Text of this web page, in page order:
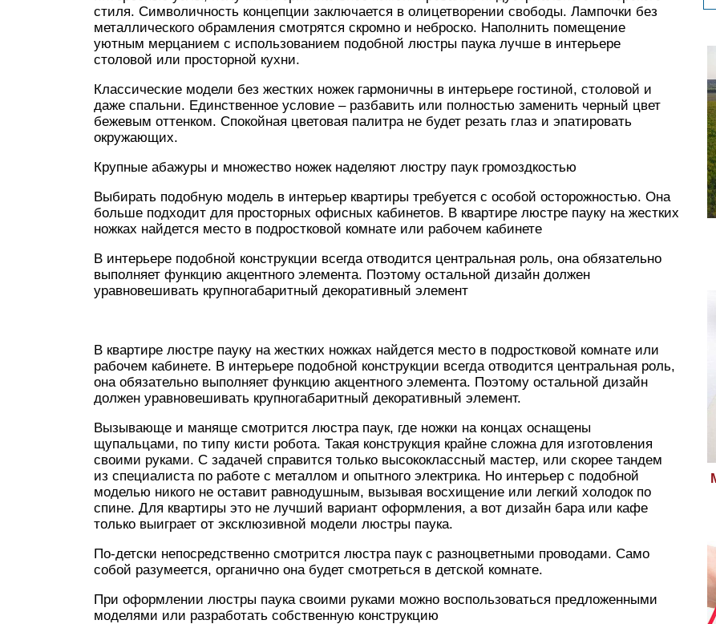
стиля. Символичность концепции заключается в олицетворении свободы. Лампочки без
металлического обрамления смотрятся скромно и неброско. Наполнить помещение
уютным мерцанием с использованием подобной люстры паука лучше в интерьере
столовой или просторной кухни.
Классические модели без жестких ножек гармоничны в интерьере гостиной, столовой и
даже спальни. Единственное условие – разбавить или полностью заменить черный цвет
бежевым оттенком. Спокойная цветовая палитра не будет резать глаз и эпатировать
окружающих.
Крупные абажуры и множество ножек наделяют люстру паук громоздкостью
Выбирать подобную модель в интерьер квартиры требуется с особой осторожностью. Она
больше подходит для просторных офисных кабинетов. В квартире люстре пауку на жестких
ножках найдется место в подростковой комнате или рабочем кабинете
В интерьере подобной конструкции всегда отводится центральная роль, она обязательно
выполняет функцию акцентного элемента. Поэтому остальной дизайн должен
уравновешивать крупногабаритный декоративный элемент
В квартире люстре пауку на жестких ножках найдется место в подростковой комнате или
рабочем кабинете. В интерьере подобной конструкции всегда отводится центральная роль,
она обязательно выполняет функцию акцентного элемента. Поэтому остальной дизайн
должен уравновешивать крупногабаритный декоративный элемент.
Вызывающе и маняще смотрится люстра паук, где ножки на концах оснащены
щупальцами, по типу кисти робота. Такая конструкция крайне сложна для изготовления
своими руками. С задачей справится только высококлассный мастер, или скорее тандем
из специалиста по работе с металлом и опытного электрика. Но интерьер с подобной
моделью никого не оставит равнодушным, вызывая восхищение или легкий холодок по
спине. Для квартиры это не лучший вариант оформления, а вот дизайн бара или кафе
только выиграет от эксклюзивной модели люстры паука.
По-детски непосредственно смотрится люстра паук с разноцветными проводами. Само
собой разумеется, органично она будет смотреться в детской комнате.
При оформлении люстры паука своими руками можно воспользоваться предложенными
моделями или разработать собственную конструкцию